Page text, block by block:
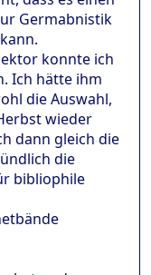
Germabnistik
konnte ich
Ich hätte ihm
die Auswahl,
wieder
dann gleich die
die
bibliophile